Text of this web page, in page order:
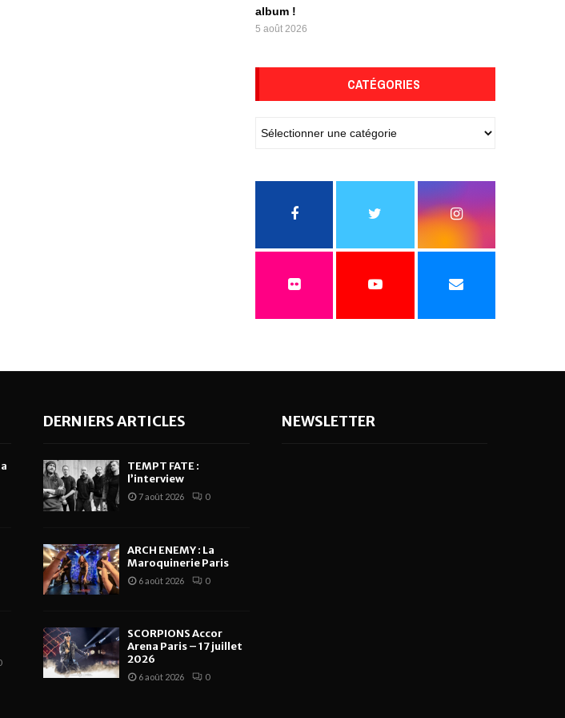
album !
5 août 2026
CATÉGORIES
DERNIERS ARTICLES
TEMPT FATE :
l’interview
7 août 2026 0
ARCH ENEMY : La
Maroquinerie Paris
6 août 2026 0
SCORPIONS Accor
Arena Paris – 17 juillet
2026
6 août 2026 0
NEWSLETTER